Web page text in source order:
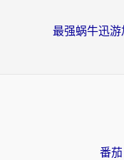
番茄